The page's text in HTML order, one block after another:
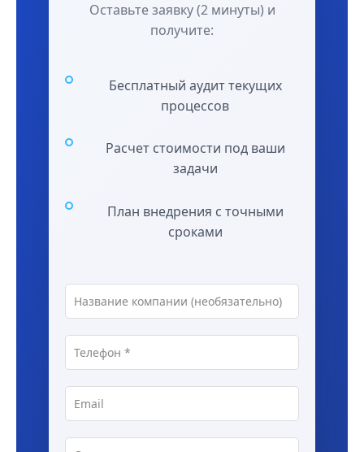
Оставьте заявку (2 минуты) и
получите:
Бесплатный аудит текущих
процессов
Расчет стоимости под ваши
задачи
План внедрения с точными
сроками